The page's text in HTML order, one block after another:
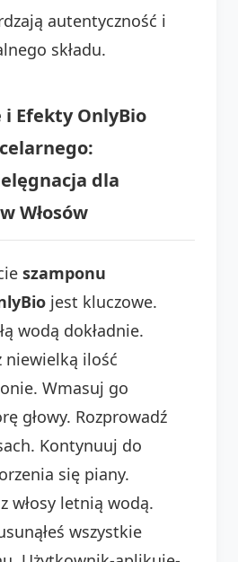
autentyczność i
składu.
Efekty OnlyBio
dla
Włosów
szamponu
jest kluczowe.
wodą dokładnie.
niewielką ilość
Wmasuj go
głowy. Rozprowadź
Kontynuuj do
się piany.
włosy letnią wodą.
wszystkie